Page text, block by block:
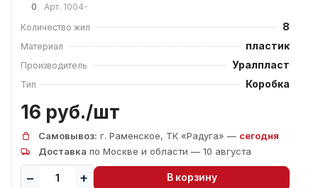
0 Арт. 1004-
Количество жил
8
Материал пластик
Производитель Уралпласт
Тип Коробка
16 руб./шт
Самовывоз: г. Раменское, ТК «Радуга» — сегодня
Доставка по Москве и области — 10 августа
В корзину